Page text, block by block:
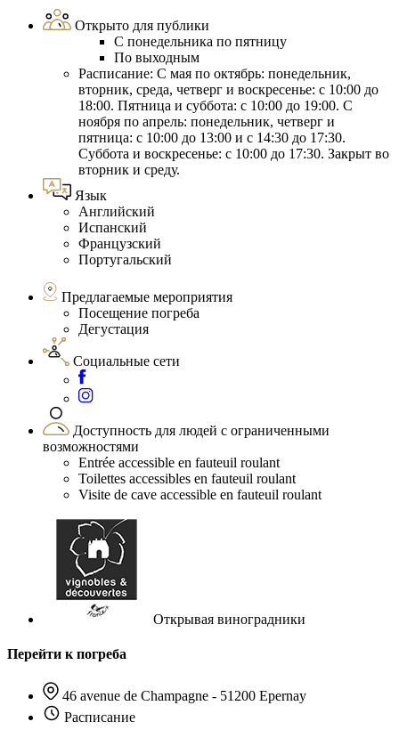
Открыто для публики
С понедельника по пятницу
По выходным
Расписание: С мая по октябрь: понедельник,
вторник, среда, четверг и воскресенье: с 10:00 до
18:00. Пятница и суббота: с 10:00 до 19:00. С
ноября по апрель: понедельник, четверг и
пятница: с 10:00 до 13:00 и с 14:30 до 17:30.
Суббота и воскресенье: с 10:00 до 17:30. Закрыт во
вторник и среду.
Язык
Английский
Испанский
Французский
Португальский
Предлагаемые мероприятия
Посещение погреба
Дегустация
Социальные сети
Доступность для людей с ограниченными
возможностями
Entrée accessible en fauteuil roulant
Toilettes accessibles en fauteuil roulant
Visite de cave accessible en fauteuil roulant
Открывая виноградники
Перейти к погреба
46 avenue de Champagne - 51200 Epernay
Расписание